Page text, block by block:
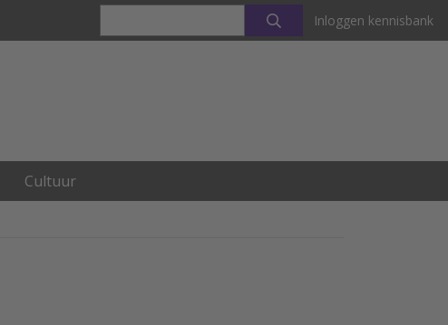
Inloggen kennisbank
Cultuur